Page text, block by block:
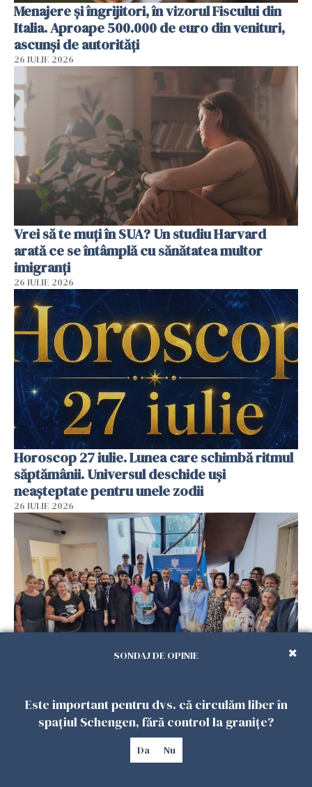
Menajere și îngrijitori, în vizorul Fiscului din
Italia. Aproape 500.000 de euro din venituri,
ascunși de autorități
26 IULIE 2026
Vrei să te muți în SUA? Un studiu Harvard
arată ce se întâmplă cu sănătatea multor
imigranți
26 IULIE 2026
Horoscop 27 iulie. Lunea care schimbă ritmul
săptămânii. Universul deschide uși
neașteptate pentru unele zodii
26 IULIE 2026
Consulatul României la Roma promite
intervenții în doar 24 de ore
26 IULIE 2026
SONDAJ DE OPINIE
Este important pentru dvs. că circulăm liber în
spațiul Schengen, fără control la granițe?
Da Nu